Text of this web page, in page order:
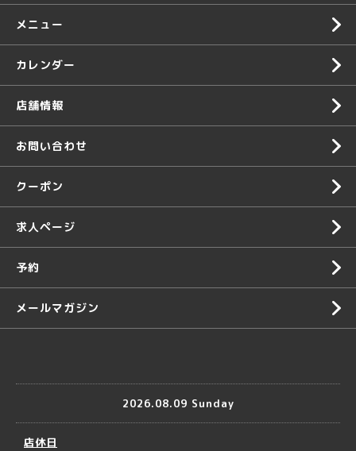
メニュー
カレンダー
店舗情報
お問い合わせ
クーポン
求人ページ
予約
メールマガジン
2026.08.09 Sunday
店休日